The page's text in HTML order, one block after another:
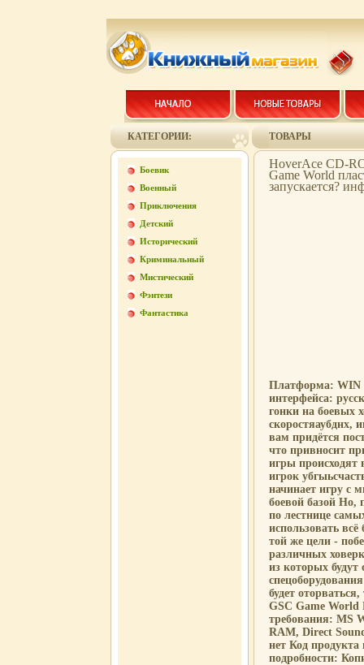
КАТЕГОРИИ:
Боевик
Военный
Приключения
Детский
Исторический
Криминальный
Мистический
Фэнтези
Фантастика
ТОВАРЫ
HoverAce CD-
Game World
запускается?
Платформа: WIN
интерфейса:
гонки на боевых
скоростяаубднх,
вам придётся
что привносит
игры происходят
игрок
начинает игру с
боевой базой Но,
по лестнице
использовать
той же цели -
различных
из которых
будет
GSC Game World
требования: MS
RAM, Direct
нет Код продукта
подробности: